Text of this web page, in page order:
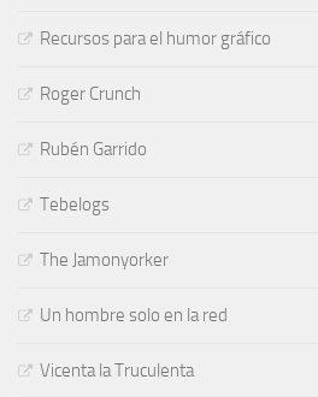
Recursos para el humor gráfico
Roger Crunch
Rubén Garrido
Tebelogs
The Jamonyorker
Un hombre solo en la red
Vicenta la Truculenta